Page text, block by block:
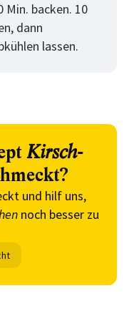
backen. 10
dann
lassen.
Kirsch-
und hilf uns,
noch besser zu